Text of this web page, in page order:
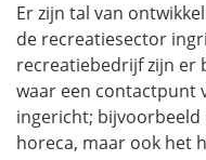
Er zijn tal van
de recreatiesector
recreatiebedrijf zijn er
waar een contactpunt
ingericht;
horeca, maar ook het